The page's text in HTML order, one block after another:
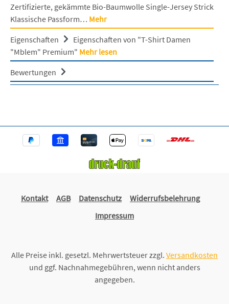
Zertifizierte, gekämmte Bio-Baumwolle Single-Jersey Strick
Klassische Passform… Mehr
Eigenschaften
Eigenschaften von "T-Shirt Damen
"Mblem" Premium" Mehr lesen
Bewertungen
Kontakt AGB Datenschutz
Widerrufsbelehrung
Impressum
Alle Preise inkl. gesetzl. Mehrwertsteuer zzgl. Versandkosten
und ggf. Nachnahmegebühren, wenn nicht anders
angegeben.